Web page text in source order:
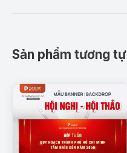
Sản phẩm tương tự